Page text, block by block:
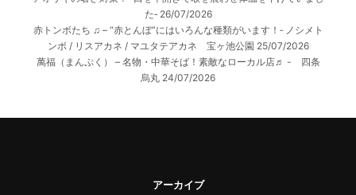
た‐ 26/07/2026
赤トンボたち ♫ – “赤とんぼ”にはいろんな種類がいます！‐ ノシメト
ンボ / リスアカネ / マユタテアカネ 宝ヶ池公園 25/07/2026
萬福（まんぷく） – 名物・中華そば！素敵なローカル店♬ - 四条
烏丸 24/07/2026
アーカイブ